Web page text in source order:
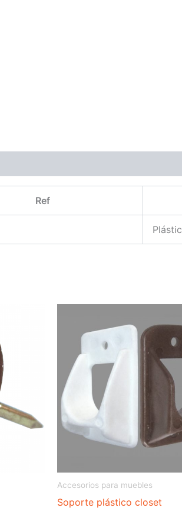
Ref
Accesorios para muebles
Soporte plástico closet